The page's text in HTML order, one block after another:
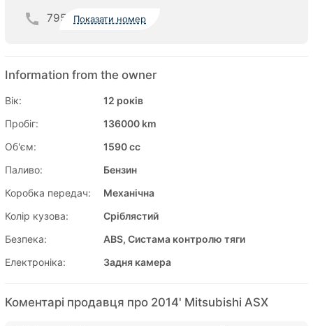
795 Показати номер
Information from the owner
Вік:
12 років
Пробіг:
136000 km
Об'єм:
1590 cc
Паливо:
Бензин
Коробка передач:
Механічна
Колір кузова:
Сріблястий
Безпека:
ABS, Систама контролю тяги
Електроніка:
Задня камера
Коментарі продавця про 2014' Mitsubishi ASX